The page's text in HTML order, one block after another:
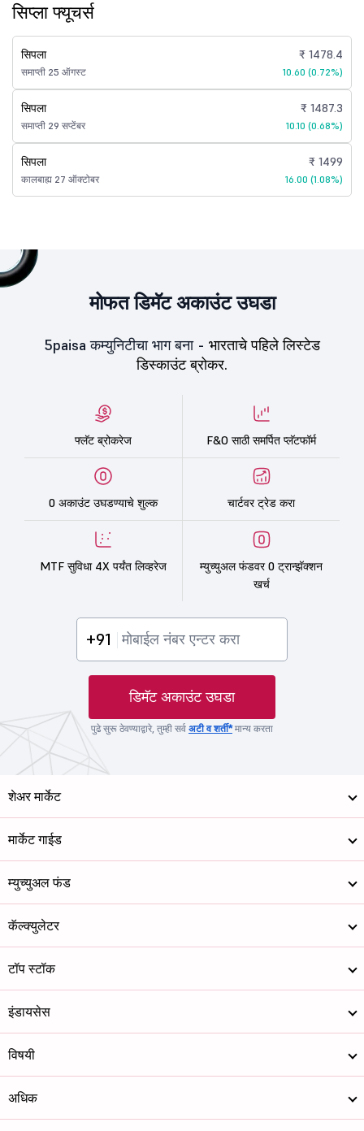
सिप्ला फ्यूचर्स
सिपला
समाप्ती 25 ऑगस्ट
₹ 1478.4
10.60 (0.72%)
सिपला
समाप्ती 29 सप्टेंबर
₹ 1487.3
10.10 (0.68%)
सिपला
कालबाह्य 27 ऑक्टोबर
₹ 1499
16.00 (1.08%)
मोफत डिमॅट अकाउंट उघडा
5paisa कम्युनिटीचा भाग बना - भारताचे पहिले लिस्टेड
डिस्काउंट ब्रोकर.
फ्लॅट ब्रोकरेज F&O साठी समर्पित प्लॅटफॉर्म
0 अकाउंट उघडण्याचे शुल्क चार्टवर ट्रेड करा
MTF सुविधा 4X पर्यंत लिव्हरेज
म्युच्युअल फंडवर 0 ट्रान्झॅक्शन
खर्च
+91
डिमॅट अकाउंट उघडा
पुढे सुरू ठेवण्याद्वारे, तुम्ही सर्व अटी व शर्ती*मान्य करता
शेअर मार्केट
मार्केट गाईड
म्युच्युअल फंड
कॅल्क्युलेटर
टॉप स्टॉक
इंडायसेस
विषयी
अधिक